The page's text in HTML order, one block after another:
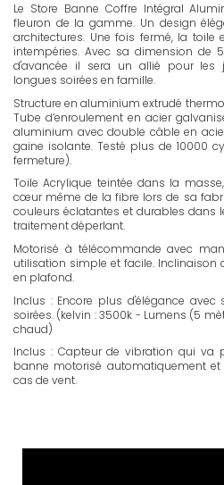
Le Store Banne Coffre Intégral
fleuron de la gamme. Un design
architectures. Une fois fermé, la
intempéries. Avec sa dimension de
d'avancée il sera un allié pour les
longues soirées en famille.
Structure en aluminium extrudé
Tube d’enroulement en acier
aluminium avec double câble en
gaine isolante. Testé plus de 10000
fermeture).
Toile Acrylique teintée dans la
cœur même de la fibre lors de sa
couleurs éclatantes et durables dans
traitement déperlant.
Motorisé à télécommande avec
utilisation simple et facile. Inclinaison
en plafond.
Inclus : Encore plus d'élégance avec
soirées. (kelvin : 3500k - Lumens (5
chaud)
Inclus : Capteur de vibration qui va
banne motorisé automatiquement
cas de vent.